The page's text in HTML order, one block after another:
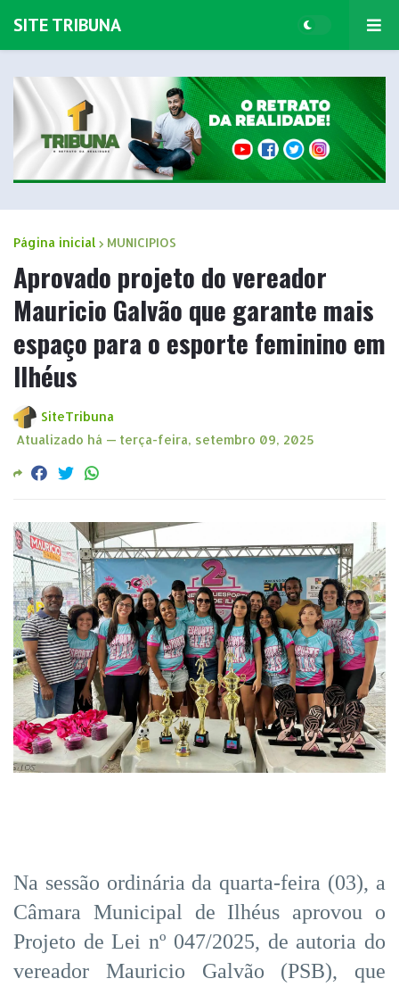
SITE TRIBUNA
Página inicial MUNICIPIOS
Aprovado projeto do vereador
Mauricio Galvão que garante mais
espaço para o esporte feminino em
Ilhéus
SiteTribuna
Atualizado há — terça-feira, setembro 09, 2025
Na sessão ordinária da quarta-feira (03), a
Câmara Municipal de Ilhéus aprovou o
Projeto de Lei nº 047/2025, de autoria do
vereador Mauricio Galvão (PSB), que